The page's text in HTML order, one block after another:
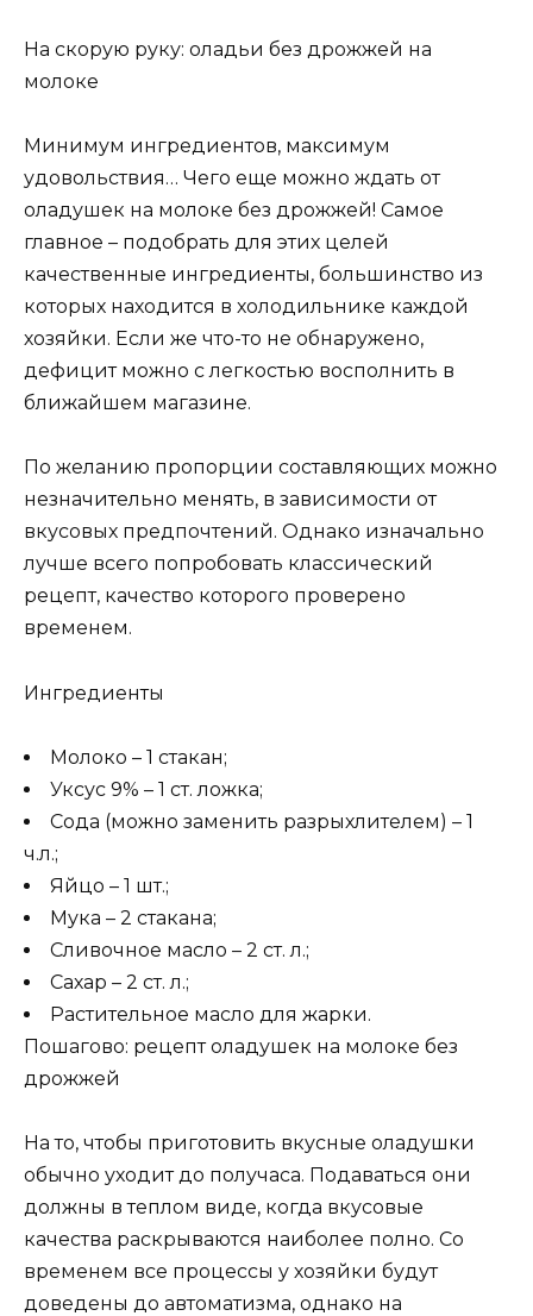
На скорую руку: оладьи без дрожжей на
молоке
Минимум ингредиентов, максимум
удовольствия… Чего еще можно ждать от
оладушек на молоке без дрожжей! Самое
главное – подобрать для этих целей
качественные ингредиенты, большинство из
которых находится в холодильнике каждой
хозяйки. Если же что-то не обнаружено,
дефицит можно с легкостью восполнить в
ближайшем магазине.
По желанию пропорции составляющих можно
незначительно менять, в зависимости от
вкусовых предпочтений. Однако изначально
лучше всего попробовать классический
рецепт, качество которого проверено
временем.
Ингредиенты
Молоко – 1 стакан;
Уксус 9% – 1 ст. ложка;
Сода (можно заменить разрыхлителем) – 1
ч.л.;
Яйцо – 1 шт.;
Мука – 2 стакана;
Сливочное масло – 2 ст. л.;
Сахар – 2 ст. л.;
Растительное масло для жарки.
Пошагово: рецепт оладушек на молоке без
дрожжей
На то, чтобы приготовить вкусные оладушки
обычно уходит до получаса. Подаваться они
должны в теплом виде, когда вкусовые
качества раскрываются наиболее полно. Со
временем все процессы у хозяйки будут
доведены до автоматизма, однако на